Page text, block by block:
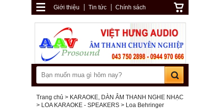
Giới thiệu Tin tức Chính sách
Trang chủ
KARAOKE, DÀN ÂM THANH NGHE NHẠC
LOA KARAOKE - SPEAKERS
Loa Behringer